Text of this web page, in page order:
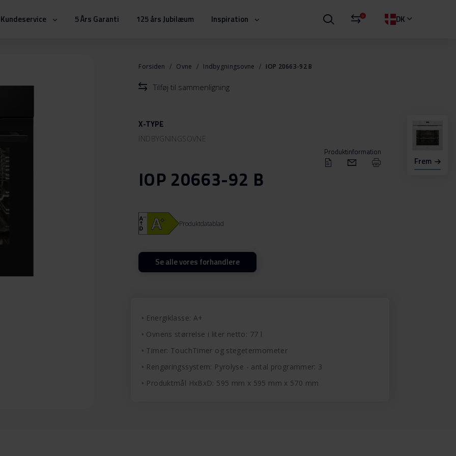
Kundeservice 5 Års Garanti 125 års Jubilæum Inspiration 0 DK
Frem
Forsiden Ovne Indbygningsovne IOP 20663-92 B
Tilføj til sammenligning
X-TYPE
INDBYGNINGSOVNE
Produktinformation
IOP 20663-92 B
Produktdatablad
Se alle vores forhandlere
Energiklasse: A+
Ovnens størrelse i liter netto: 77 l
Timer: TouchTimer og stegetermometer
Rengøringssystem: Pyrolyse - antal programmer: 3
Produktmål HxBxD: 595 mm x 595 mm x 570 mm